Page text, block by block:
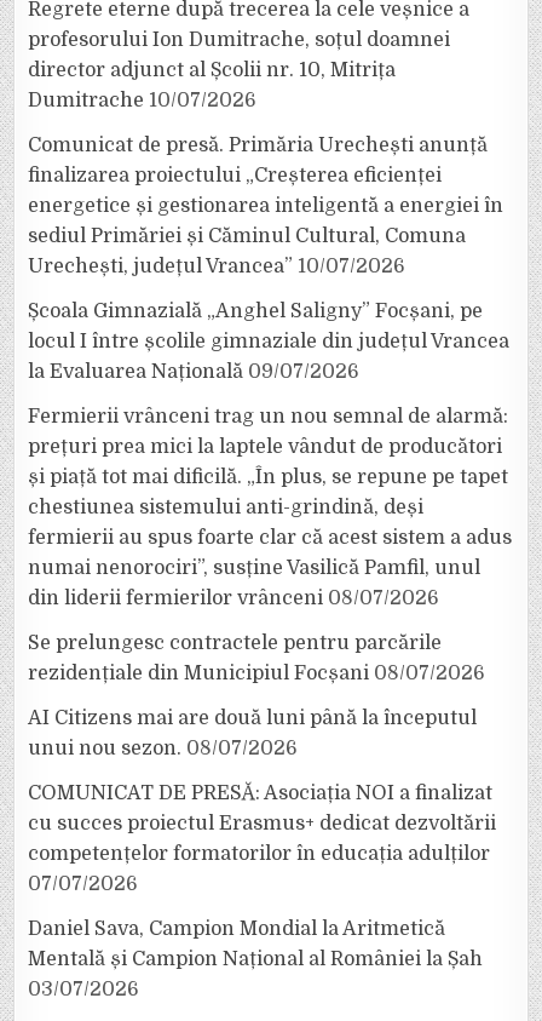
Regrete eterne după trecerea la cele veșnice a
profesorului Ion Dumitrache, soțul doamnei
director adjunct al Școlii nr. 10, Mitrița
Dumitrache 10/07/2026
Comunicat de presă. Primăria Urechești anunță
finalizarea proiectului „Creșterea eficienței
energetice și gestionarea inteligentă a energiei în
sediul Primăriei și Căminul Cultural, Comuna
Urechești, județul Vrancea” 10/07/2026
Școala Gimnazială „Anghel Saligny” Focșani, pe
locul I între școlile gimnaziale din județul Vrancea
la Evaluarea Națională 09/07/2026
Fermierii vrânceni trag un nou semnal de alarmă:
prețuri prea mici la laptele vândut de producători
și piață tot mai dificilă. „În plus, se repune pe tapet
chestiunea sistemului anti-grindină, deși
fermierii au spus foarte clar că acest sistem a adus
numai nenorociri”, susține Vasilică Pamfil, unul
din liderii fermierilor vrânceni 08/07/2026
Se prelungesc contractele pentru parcările
rezidențiale din Municipiul Focșani 08/07/2026
AI Citizens mai are două luni până la începutul
unui nou sezon. 08/07/2026
COMUNICAT DE PRESĂ: Asociația NOI a finalizat
cu succes proiectul Erasmus+ dedicat dezvoltării
competențelor formatorilor în educația adulților
07/07/2026
Daniel Sava, Campion Mondial la Aritmetică
Mentală și Campion Național al României la Șah
03/07/2026